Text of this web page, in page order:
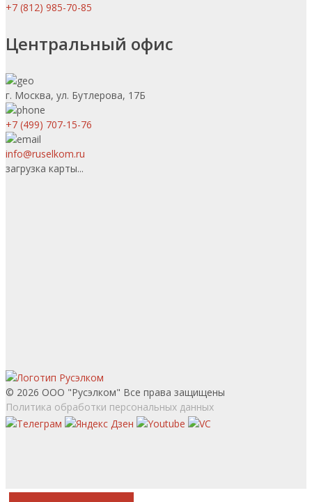
+7 (812) 985-70-85
Центральный офис
г. Москва, ул. Бутлерова, 17Б
+7 (499) 707-15-76
info@ruselkom.ru
загрузка карты...
© 2026 ООО "Русэлком" Все права защищены
Политика обработки персональных данных